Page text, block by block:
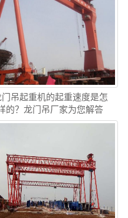
门吊起重机的起重速度是怎
的？龙门吊厂家为您解答